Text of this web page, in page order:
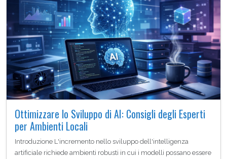
Ottimizzare lo Sviluppo di AI: Consigli degli Esperti
per Ambienti Locali
Introduzione L'incremento nello sviluppo dell'intelligenza
artificiale richiede ambienti robusti in cui i modelli possano essere